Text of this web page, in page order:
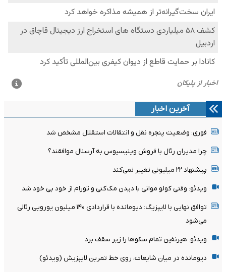
آخرین اخبار
فوری: وضعیت پنجره نقل و انتقالات استقلال مشخص شد
چرا مدیران رئال با فروش وینیسیوس به آرسنال موافقند؟
پیشنهاد ۲۲ میلیونی تغییر نمی‌کند
ویدئو: وقتی کولو موانی با دیدن مک‌کنی و تورام از خود بی خود شد
توافق نهایی با لایپزیگ: دیومانده با قراردادی ۱۴۰ میلیون یورویی رئالی
می‌شود
ویدئو: هیرنفین تمام سکوها را زیر سقف برد
دیومانده در میان شایعات، روی خط تمرین لایپزیش (ویدئو)